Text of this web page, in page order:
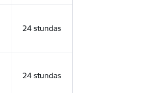
24 stundas
24 stundas